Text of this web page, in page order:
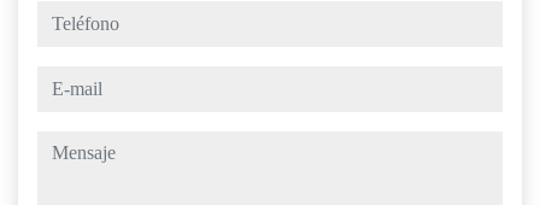
teléfono
e-mail
mensaje